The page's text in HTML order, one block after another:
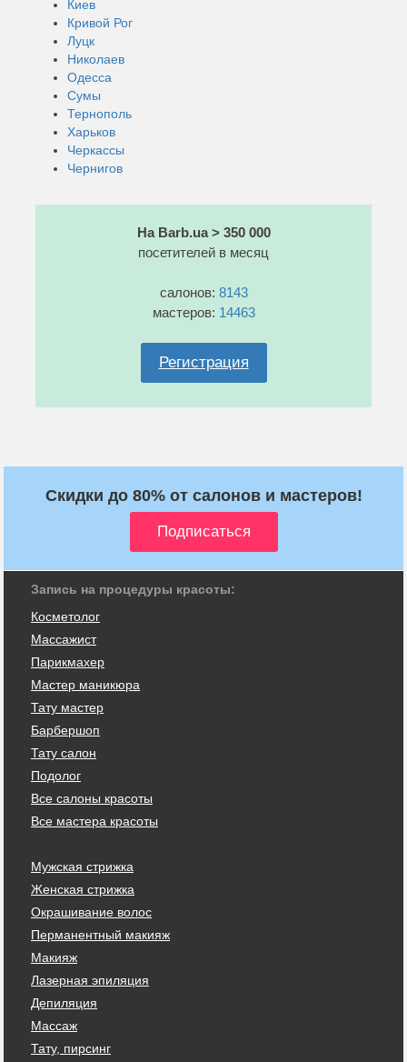
Киев
Кривой Рог
Луцк
Николаев
Одесса
Сумы
Тернополь
Харьков
Черкассы
Чернигов
На Barb.ua > 350 000
посетителей в месяц
салонов: 8143
мастеров: 14463
Регистрация
Скидки до 80% от салонов и мастеров!
Запись на процедуры красоты:
Косметолог
Массажист
Парикмахер
Мастер маникюра
Тату мастер
Барбершоп
Тату салон
Подолог
Все салоны красоты
Все мастера красоты
Мужская стрижка
Женская стрижка
Окрашивание волос
Перманентный макияж
Макияж
Лазерная эпиляция
Депиляция
Массаж
Тату, пирсинг